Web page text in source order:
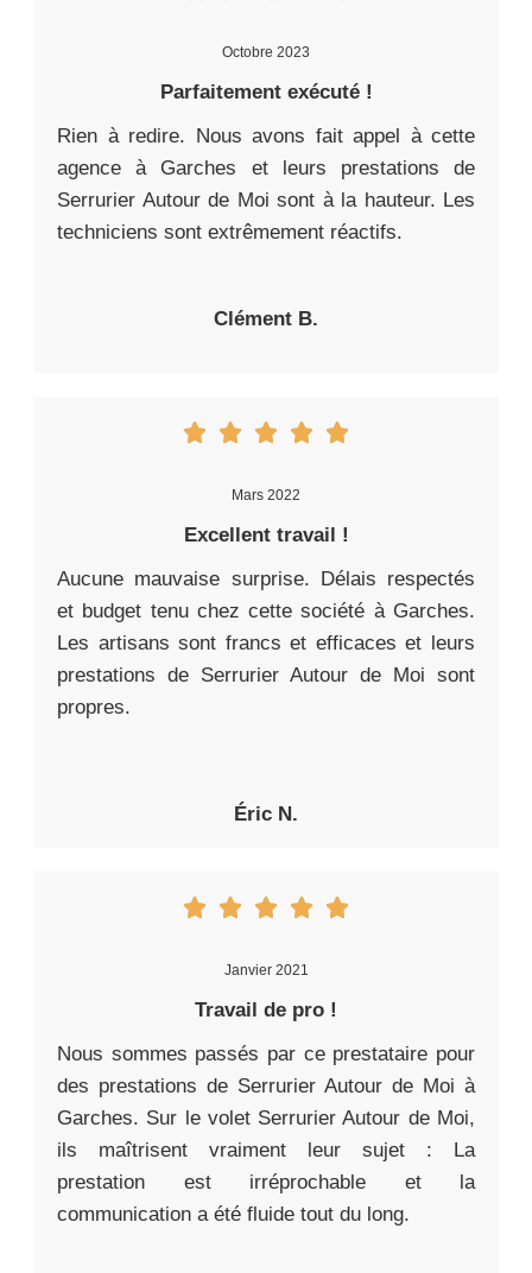
Octobre 2023
Parfaitement exécuté !
Rien à redire. Nous avons fait appel à cette
agence à Garches et leurs prestations de
Serrurier Autour de Moi sont à la hauteur. Les
techniciens sont extrêmement réactifs.
Clément B.
Mars 2022
Excellent travail !
Aucune mauvaise surprise. Délais respectés
et budget tenu chez cette société à Garches.
Les artisans sont francs et efficaces et leurs
prestations de Serrurier Autour de Moi sont
propres.
Éric N.
Janvier 2021
Travail de pro !
Nous sommes passés par ce prestataire pour
des prestations de Serrurier Autour de Moi à
Garches. Sur le volet Serrurier Autour de Moi,
ils maîtrisent vraiment leur sujet : La
prestation est irréprochable et la
communication a été fluide tout du long.